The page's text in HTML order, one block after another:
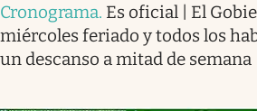
Cronograma. Es oficial | El
miércoles feriado y todos los
un descanso a mitad de semana